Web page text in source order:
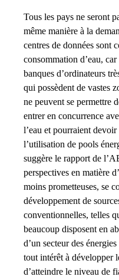
Tous les pays ne seront
même manière à la
centres de données sont
consommation d’eau,
banques d’ordinateurs
qui possèdent de vastes
ne peuvent se permettre
entrer en concurrence
l’eau et pourraient
l’utilisation de pools
suggère le rapport de
perspectives en matière
moins prometteuses, se
développement de
conventionnelles, telles
beaucoup disposent en
d’un secteur des
tout intérêt à développer
d’atteindre le niveau de